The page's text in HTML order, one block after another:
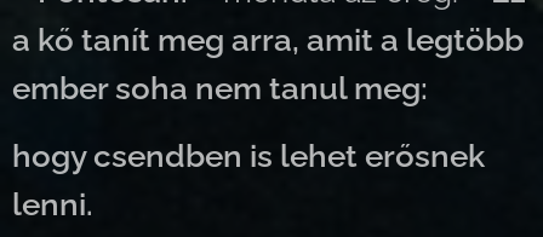
a kő tanít meg arra, amit a legtöbb
ember soha nem tanul meg:
hogy csendben is lehet erősnek
lenni.